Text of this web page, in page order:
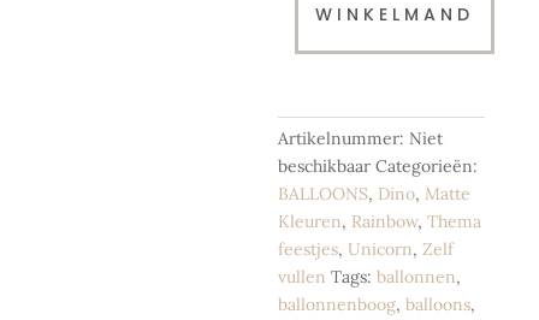
Sand
|
-
per
10
st.
aantal
WINKELMAND
Artikelnummer: Niet
beschikbaar Categorieën:
BALLOONS, Dino, Matte
Kleuren, Rainbow,Thema
feestjes,Unicorn,Zelf
vullen Tags:ballonnen,
ballonnenboog,balloons,